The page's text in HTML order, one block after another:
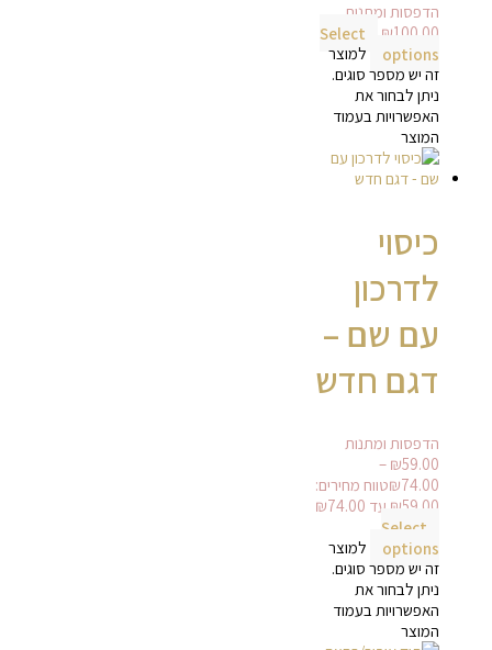
הדפסות ומתנות
₪100.00
Select
options
למוצר
זה יש מספר סוגים.
ניתן לבחור את
האפשרויות בעמוד
המוצר
כיסוי
לדרכון
עם שם –
דגם חדש
הדפסות ומתנות
₪59.00
–
₪74.00
טווח מחירים:
Select
options
למוצר
זה יש מספר סוגים.
ניתן לבחור את
האפשרויות בעמוד
המוצר